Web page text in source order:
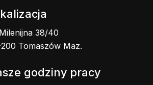
38/40
Tomaszów Maz.
godziny pracy